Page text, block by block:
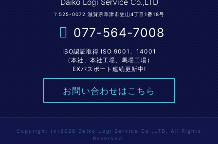
Daiko Logi Service Co.,LTD
〒525-0072 滋賀県草津市笠山4丁目1番18号
077-564-7008
ISO認証取得 ISO 9001、14001
（本社、本社工場、馬場工場）
EXパスポート連続更新中!
お問い合わせはこちら
Copyright (c)2026 Daiko Logi Service Co.,LTD, All Rights
Reserved.